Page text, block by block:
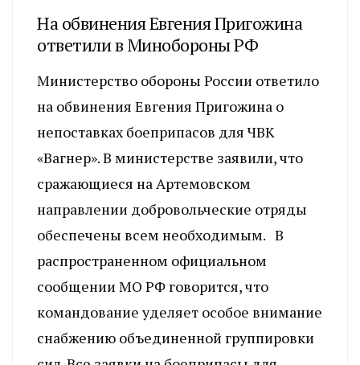
На обвинения Евгения Пригожина
ответили в Минобороны РФ
Министерство обороны России ответило
на обвинения Евгения Пригожина о
непоставках боеприпасов для ЧВК
«Вагнер». В министерстве заявили, что
сражающиеся на Артемовском
направлении добровольческие отряды
обеспечены всем необходимым. В
распространенном официальном
сообщении МО РФ говорится, что
командование уделяет особое внимание
снабжению объединенной группировки